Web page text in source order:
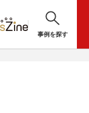
事例を探す